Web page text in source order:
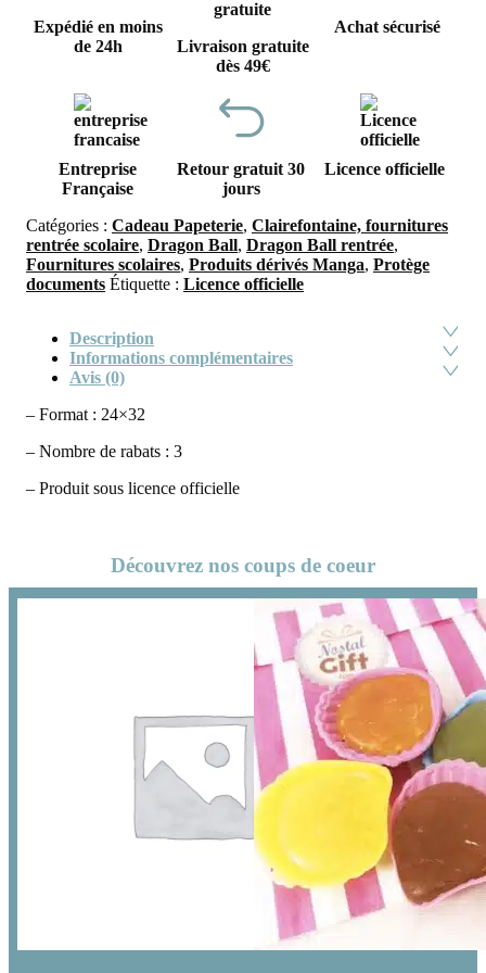
Expédié en moins
de 24h
Livraison gratuite
dès 49€
Achat sécurisé
Entreprise
Française
Retour gratuit 30
jours
Licence officielle
Catégories : Cadeau Papeterie, Clairefontaine, fournitures
rentrée scolaire, Dragon Ball, Dragon Ball rentrée,
Fournitures scolaires, Produits dérivés Manga, Protège
documents Étiquette : Licence officielle
Description
Informations complémentaires
Avis (0)
– Format : 24×32
– Nombre de rabats : 3
– Produit sous licence officielle
Découvrez nos coups de coeur